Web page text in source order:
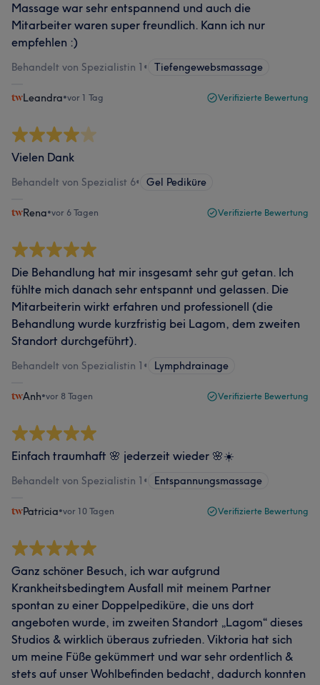
Massage war sehr entspannend und auch die
Mitarbeiter waren super freundlich. Kann ich nur
empfehlen :)
Behandelt von Spezialistin 1 • Tiefengewebsmassage
Leandra•vor 1 Tag Verifizierte Bewertung
Vielen Dank
Behandelt von Spezialist 6• Gel Pediküre
Rena•vor 6 Tagen Verifizierte Bewertung
Die Behandlung hat mir insgesamt sehr gut getan. Ich
fühlte mich danach sehr entspannt und gelassen. Die
Mitarbeiterin wirkt erfahren und professionell (die
Behandlung wurde kurzfristig bei Lagom, dem zweiten
Standort durchgeführt).
Behandelt von Spezialistin 1 • Lymphdrainage
Anh•vor 8 Tagen Verifizierte Bewertung
Einfach traumhaft 🌸 jederzeit wieder 🌸☀️
Behandelt von Spezialistin 1 • Entspannungsmassage
Patricia•vor 10 Tagen Verifizierte Bewertung
Ganz schöner Besuch, ich war aufgrund
Krankheitsbedingtem Ausfall mit meinem Partner
spontan zu einer Doppelpediküre, die uns dort
angeboten wurde, im zweiten Standort „Lagom“ dieses
Studios & wirklich überaus zufrieden. Viktoria hat sich
um meine Füße gekümmert und war sehr ordentlich &
stets auf unser Wohlbefinden bedacht, dadurch konnten